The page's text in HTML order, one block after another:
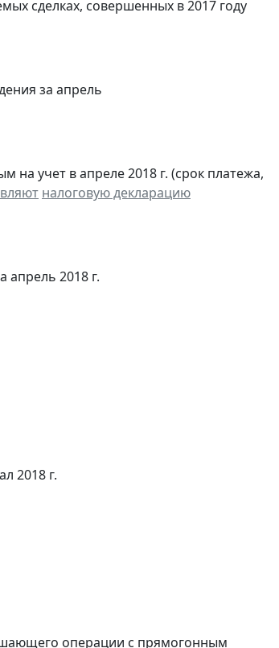
сделках, совершенных в 2017 году
за апрель
учет в апреле 2018 г. (срок платежа,
налоговую декларацию
апрель 2018 г.
2018 г.
операции с прямогонным